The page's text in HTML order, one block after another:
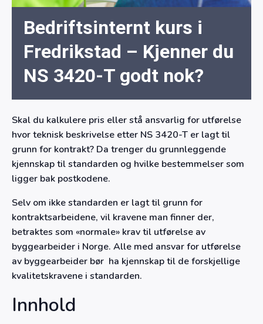
Bedriftsinternt kurs i
Fredrikstad – Kjenner du
NS 3420-T godt nok?
Skal du kalkulere pris eller stå ansvarlig for utførelse
hvor teknisk beskrivelse etter NS 3420-T er lagt til
grunn for kontrakt? Da trenger du grunnleggende
kjennskap til standarden og hvilke bestemmelser som
ligger bak postkodene.
Selv om ikke standarden er lagt til grunn for
kontraktsarbeidene, vil kravene man finner der,
betraktes som «normale» krav til utførelse av
byggearbeider i Norge. Alle med ansvar for utførelse
av byggearbeider bør ha kjennskap til de forskjellige
kvalitetskravene i standarden.
Innhold